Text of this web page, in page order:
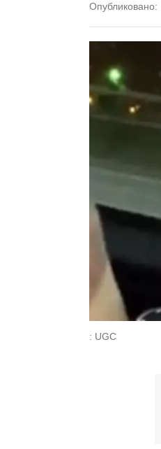
Опубликовано:
: UGC